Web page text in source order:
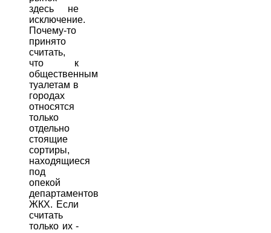
здесь не
исключение.
Почему-то
принято
считать,
что к
общественным
туалетам в
городах
относятся
только
отдельно
стоящие
сортиры,
находящиеся
под
опекой
департаментов
ЖКХ. Если
считать
только их -